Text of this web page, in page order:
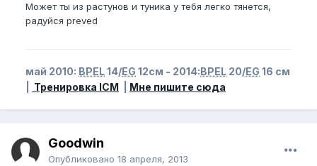
Может ты из растунов и туника у тебя легко тянется,
радуйся preved
май 2010: BPEL14/EG 12см - 2014:BPEL 20/EG 16 см
Тренировка ICM Мне пишите сюда
Goodwin
Опубликовано 18 апреля, 2013